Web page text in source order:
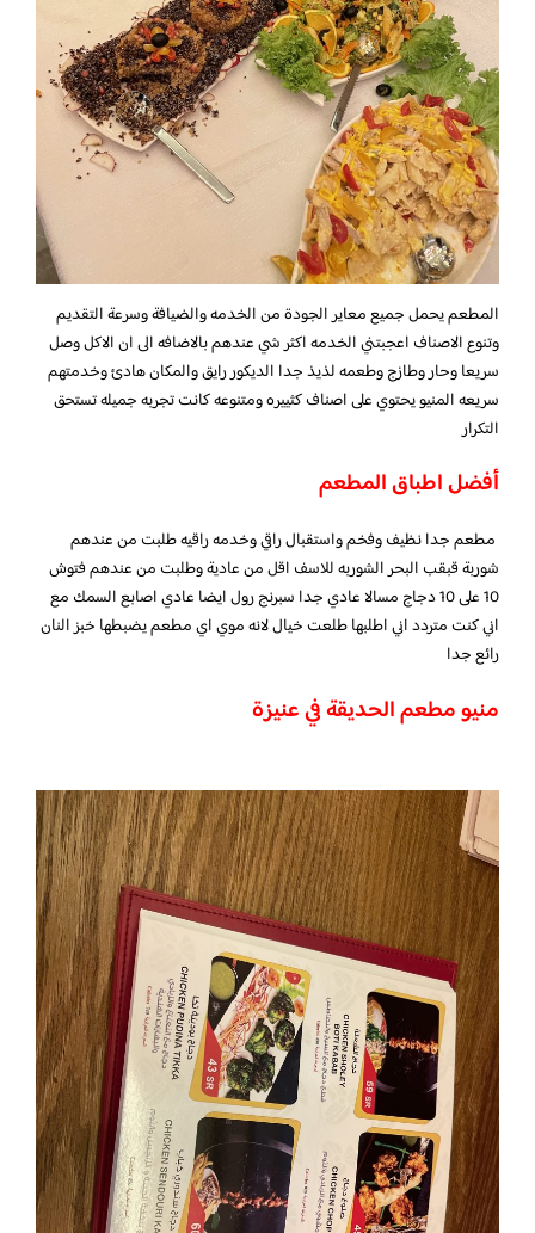
المطعم يحمل جميع معاير الجودة من الخدمه والضيافة وسرعة التقديم
وتنوع الاصناف اعجبتني الخدمه اكثر شي عندهم بالاضافه الى ان الاكل وصل
سريعا وحار وطازج وطعمه لذيذ جدا الديكور رايق والمكان هادئ وخدمتهم
سريعه المنيو يحتوي على اصناف كثييره ومتنوعه كانت تجربه جميله تستحق
التكرار
أفضل اطباق المطعم
مطعم جدا نظيف وفخم واستقبال راقي وخدمه راقيه طلبت من عندهم
شوربة قبقب البحر الشوربه للاسف اقل من عادية وطلبت من عندهم فتوش
10 على 10 دجاج مسالا عادي جدا سبرنج رول ايضا عادي اصابع السمك مع
اني كنت متردد اني اطلبها طلعت خيال لانه موي اي مطعم يضبطها خبز النان
رائع جدا
منيو مطعم الحديقة في عنيزة